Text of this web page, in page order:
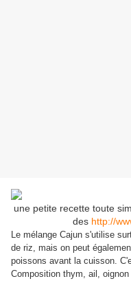
une petite recette toute
des http://
Le mélange Cajun s'utilise
de riz, mais on peut
poissons avant la cuisson.
Composition thym, ail,